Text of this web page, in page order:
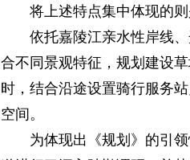
将上述特点集中体现的
依托嘉陵江亲水性岸线
合不同景观特征，规划建设
时，结合沿途设置骑行服务
空间。
为体现出《规划》的引